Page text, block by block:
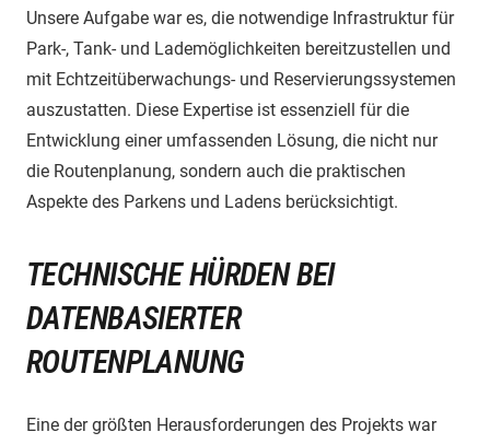
Unsere Aufgabe war es, die notwendige Infrastruktur für
Park-, Tank- und Lademöglichkeiten bereitzustellen und
mit Echtzeitüberwachungs- und Reservierungssystemen
auszustatten. Diese Expertise ist essenziell für die
Entwicklung einer umfassenden Lösung, die nicht nur
die Routenplanung, sondern auch die praktischen
Aspekte des Parkens und Ladens berücksichtigt.
TECHNISCHE HÜRDEN BEI
DATENBASIERTER
ROUTENPLANUNG
Eine der größten Herausforderungen des Projekts war